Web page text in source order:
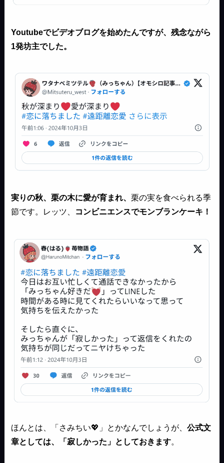
Youtubeでビデオブログを始めたんですが、残念ながら
1発坊主でした。
実りの秋、栗の木に愛が育まれ、栗の実を食べられる季
節です。レッツ、 コンビニエンスでモンブランケーキ！
ほんとは、「さみちい💖」とかなんでしょうが、公式文
章としては、「寂しかった」としておきます。